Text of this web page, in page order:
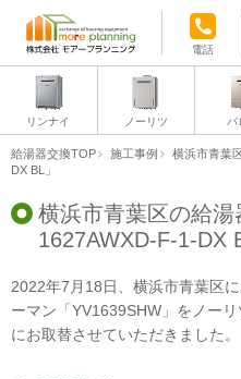
電話
リンナイ ノーリツ パ
給湯器交換TOP 施工事例
横浜市青葉
DX BL」
横浜市青葉区の給
1627AWXD-F-1-DX
2022年7月18日、横浜市青葉区
ーマン「YV1639SHW」をノー
にお取替させていただきました。